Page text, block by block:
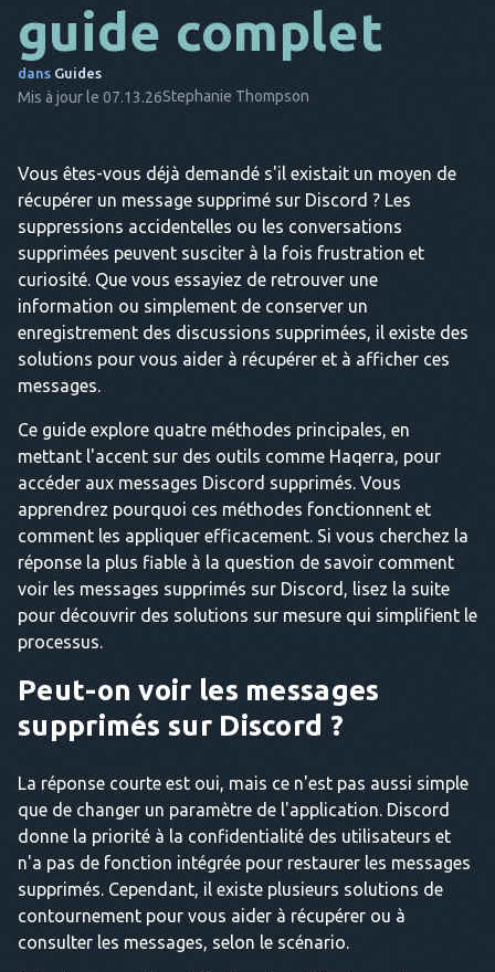
TR
PT
guide complet
dans Guides
Mis à jour le 07.13.26Stephanie Thompson
Vous êtes-vous déjà demandé s'il existait un moyen de
récupérer un message supprimé sur Discord ? Les
suppressions accidentelles ou les conversations
supprimées peuvent susciter à la fois frustration et
curiosité. Que vous essayiez de retrouver une
information ou simplement de conserver un
enregistrement des discussions supprimées, il existe des
solutions pour vous aider à récupérer et à afficher ces
messages.
Ce guide explore quatre méthodes principales, en
mettant l'accent sur des outils comme Haqerra, pour
accéder aux messages Discord supprimés. Vous
apprendrez pourquoi ces méthodes fonctionnent et
comment les appliquer efficacement. Si vous cherchez la
réponse la plus fiable à la question de savoir comment
voir les messages supprimés sur Discord, lisez la suite
pour découvrir des solutions sur mesure qui simplifient le
processus.
Peut-on voir les messages
supprimés sur Discord ?
La réponse courte est oui, mais ce n'est pas aussi simple
que de changer un paramètre de l'application. Discord
donne la priorité à la confidentialité des utilisateurs et
n'a pas de fonction intégrée pour restaurer les messages
supprimés. Cependant, il existe plusieurs solutions de
contournement pour vous aider à récupérer ou à
consulter les messages, selon le scénario.